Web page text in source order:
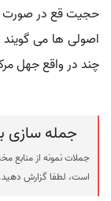
حجیت قع در
اصولی ها می
چند در واقع جهل
جمله سازی
جملات نمونه از
است، لطفا گزارش دهید.